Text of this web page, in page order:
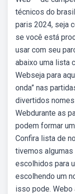
técnicos do
paris 2024, seja
se você está
usar com seu
abaixo uma lista
Webseja para
onda” nas
divertidos
Webdurante as
podem formar
Confira lista de
tivemos
escolhidos para
escolhendo um
isso pode. Webo